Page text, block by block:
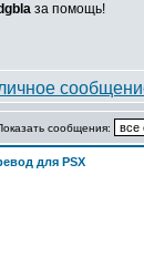
за помощь!
сообщения:
для PSX